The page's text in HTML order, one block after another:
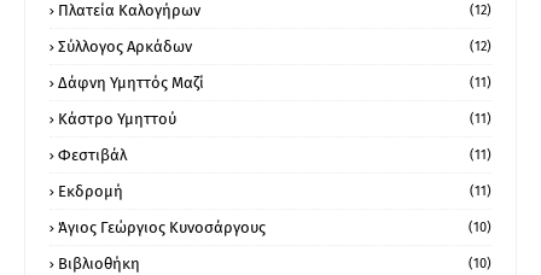
Πλατεία Καλογήρων (12)
Σύλλογος Αρκάδων (12)
Δάφνη Υμηττός Μαζί (11)
Κάστρο Υμηττού (11)
Φεστιβάλ (11)
Εκδρομή (11)
Άγιος Γεώργιος Κυνοσάργους (10)
Βιβλιοθήκη (10)